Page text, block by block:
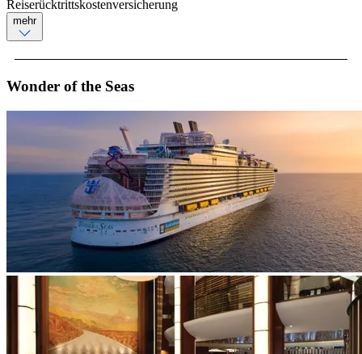
Reiserücktrittskostenversicherung
mehr
Wonder of the Seas